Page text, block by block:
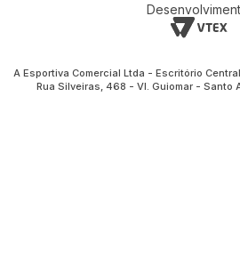
A Esportiva Comercial Ltda - Escritório
Rua Silveiras, 468 - Vl. Guiomar - Santo